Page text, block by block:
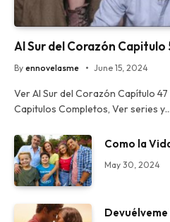
Al Sur del Corazón Capitulo
By ennovelasme June 15, 2024
Ver Al Sur del Corazón Capítulo
Capitulos Completos, Ver series y…
Como la
May 30, 2024